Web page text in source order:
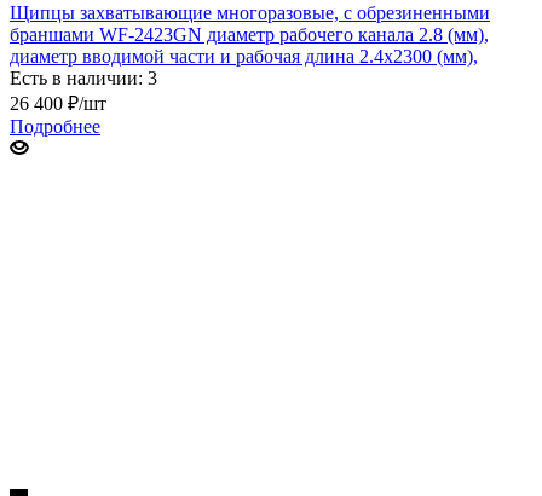
Щипцы захватывающие многоразовые, с обрезиненными
браншами WF-2423GN диаметр рабочего канала 2.8 (мм),
диаметр вводимой части и рабочая длина 2.4х2300 (мм),
Есть в наличии: 3
26 400 ₽/шт
Подробнее